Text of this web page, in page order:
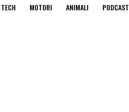
TECH MOTORI ANIMALI PODCAST